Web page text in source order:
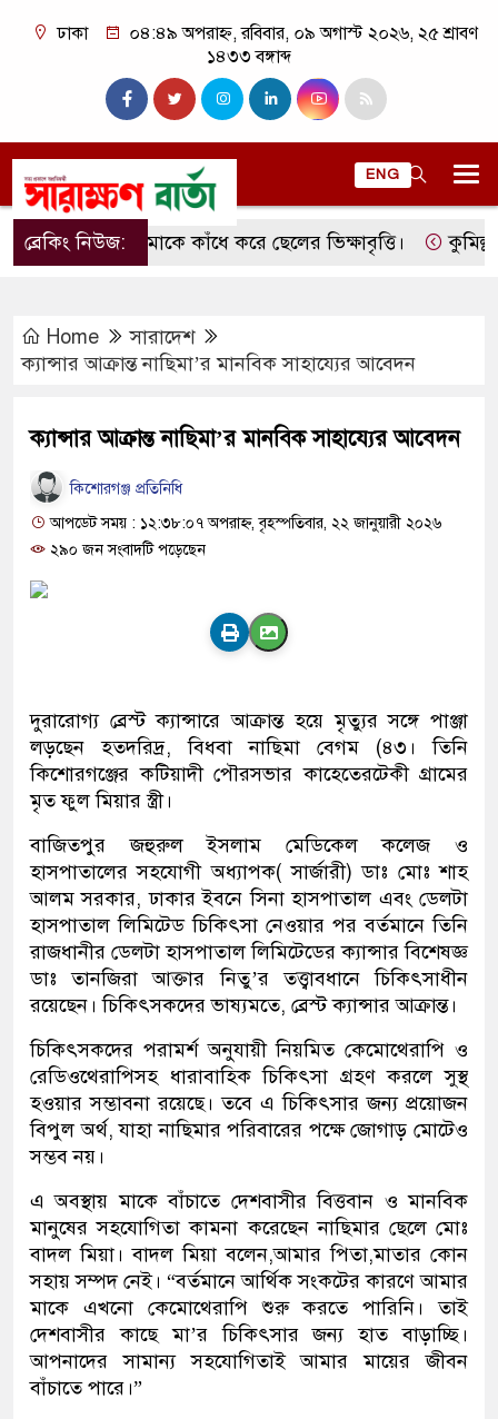
ঢাকা
০৪:৪৯ অপরাহ্ন, রবিবার, ০৯ অগাস্ট ২০২৬, ২৫ শ্রাবণ
১৪৩৩ বঙ্গাব্দ
ENG
ব্রেকিং নিউজ:মাকে কাঁধে করে ছেলের ভিক্ষাবৃত্তি। কুমিল্লার
Home
সারাদেশ
ক্যান্সার আক্রান্ত নাছিমা’র মানবিক সাহায্যের আবেদন
ক্যান্সার আক্রান্ত নাছিমা’র মানবিক সাহায্যের আবেদন
কিশোরগঞ্জ প্রতিনিধি
আপডেট সময় : ১২:৩৮:০৭ অপরাহ্ন, বৃহস্পতিবার, ২২ জানুয়ারী ২০২৬
২৯০ জন সংবাদটি পড়েছেন
দুরারোগ্য ব্রেস্ট ক্যান্সারে আক্রান্ত হয়ে মৃত্যুর সঙ্গে পাঞ্জা
লড়ছেন হতদরিদ্র, বিধবা নাছিমা বেগম (৪৩। তিনি
কিশোরগঞ্জের কটিয়াদী পৌরসভার কাহেতেরটেকী গ্রামের
মৃত ফুল মিয়ার স্ত্রী।
বাজিতপুর জহুরুল ইসলাম মেডিকেল কলেজ ও
হাসপাতালের সহযোগী অধ্যাপক( সার্জারী) ডাঃ মোঃ শাহ
আলম সরকার, ঢাকার ইবনে সিনা হাসপাতাল এবং ডেলটা
হাসপাতাল লিমিটেড চিকিৎসা নেওয়ার পর বর্তমানে তিনি
রাজধানীর ডেলটা হাসপাতাল লিমিটেডের ক্যান্সার বিশেষজ্ঞ
ডাঃ তানজিরা আক্তার নিতু’র তত্ত্বাবধানে চিকিৎসাধীন
রয়েছেন। চিকিৎসকদের ভাষ্যমতে, ব্রেস্ট ক্যান্সার আক্রান্ত।
চিকিৎসকদের পরামর্শ অনুযায়ী নিয়মিত কেমোথেরাপি ও
রেডিওথেরাপিসহ ধারাবাহিক চিকিৎসা গ্রহণ করলে সুস্থ
হওয়ার সম্ভাবনা রয়েছে। তবে এ চিকিৎসার জন্য প্রয়োজন
বিপুল অর্থ, যাহা নাছিমার পরিবারের পক্ষে জোগাড় মোটেও
সম্ভব নয়।
এ অবস্থায় মাকে বাঁচাতে দেশবাসীর বিত্তবান ও মানবিক
মানুষের সহযোগিতা কামনা করেছেন নাছিমার ছেলে মোঃ
বাদল মিয়া। বাদল মিয়া বলেন,আমার পিতা,মাতার কোন
সহায় সম্পদ নেই। “বর্তমানে আর্থিক সংকটের কারণে আমার
মাকে এখনো কেমোথেরাপি শুরু করতে পারিনি। তাই
দেশবাসীর কাছে মা’র চিকিৎসার জন্য হাত বাড়াচ্ছি।
আপনাদের সামান্য সহযোগিতাই আমার মায়ের জীবন
বাঁচাতে পারে।”